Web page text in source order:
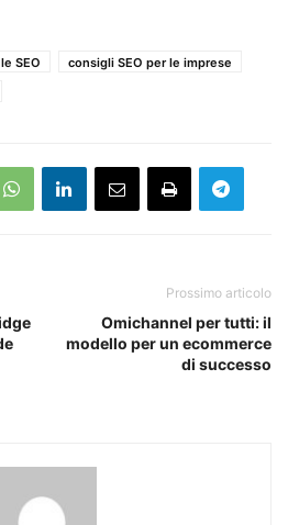
SEO
consigli SEO per le imprese
Prossimo articolo
Omichannel per tutti: il
modello per un ecommerce
di successo